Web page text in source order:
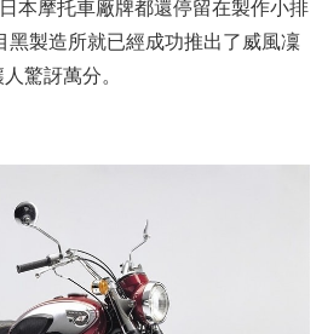
本摩托車廠牌都還停留在製作小排
黑製造所就已經成功推出了威風凜
驚訝萬分。